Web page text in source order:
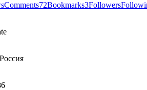
Comments72Bookmarks3Followers